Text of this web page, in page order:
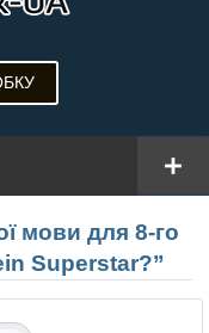
мови для 8-го
Superstar?”